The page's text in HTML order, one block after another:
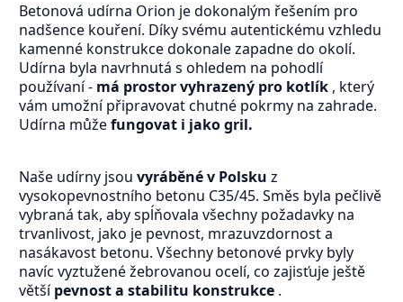
Betonová udírna Orion je dokonalým řešením pro
nadšence kouření. Díky svému autentickému vzhledu
kamenné konstrukce dokonale zapadne do okolí.
Udírna byla navrhnutá s ohledem na pohodlí
používaní - má prostor vyhrazený pro kotlík, který
vám umožní připravovat chutné pokrmy na zahrade.
Udírna můžefungovat i jako gril.
Naše udírny jsou vyráběné v Polsku z
vysokopevnostního betonu C35/45. Směs byla pečlivě
vybraná tak, aby spĺňovala všechny požadavky na
trvanlivost, jako je pevnost, mrazuvzdornost a
nasákavost betonu. Všechny betonové prvky byly
navíc vyztužené žebrovanou ocelí, co zajisťuje ještě
většípevnost a stabilitu konstrukce.